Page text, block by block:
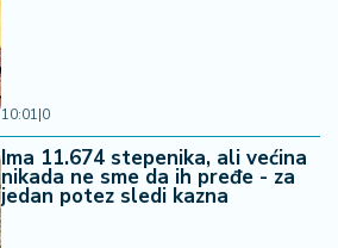
10:01|0
Ima 11.674 stepenika, ali većina
nikada ne sme da ih pređe - za
jedan potez sledi kazna